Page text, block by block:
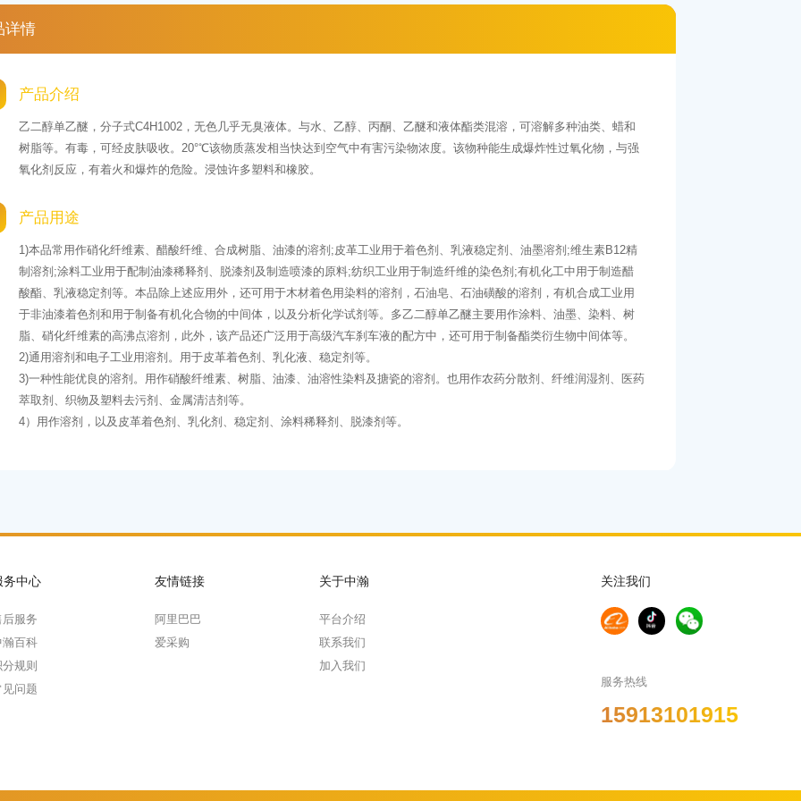
详情
产品介绍
乙二醇单乙醚，分子式C4H1002，无色几乎无臭液体。与水、乙醇、丙酮、乙醚和液体酯类混溶，可溶解多种油类、蜡和
树脂等。有毒，可经皮肤吸收。20°℃该物质蒸发相当快达到空气中有害污染物浓度。该物种能生成爆炸性过氧化物，与强
氧化剂反应，有着火和爆炸的危险。浸蚀许多塑料和橡胶。
产品用途
1)本品常用作硝化纤维素、醋酸纤维、合成树脂、油漆的溶剂;皮革工业用于着色剂、乳液稳定剂、油墨溶剂;维生素B12精
制溶剂;涂料工业用于配制油漆稀释剂、脱漆剂及制造喷漆的原料;纺织工业用于制造纤维的染色剂;有机化工中用于制造醋
酸酯、乳液稳定剂等。本品除上述应用外，还可用于木材着色用染料的溶剂，石油皂、石油磺酸的溶剂，有机合成工业用
于非油漆着色剂和用于制备有机化合物的中间体，以及分析化学试剂等。多乙二醇单乙醚主要用作涂料、油墨、染料、树
脂、硝化纤维素的高沸点溶剂，此外，该产品还广泛用于高级汽车刹车液的配方中，还可用于制备酯类衍生物中间体等。
2)通用溶剂和电子工业用溶剂。用于皮革着色剂、乳化液、稳定剂等。
3)一种性能优良的溶剂。用作硝酸纤维素、树脂、油漆、油溶性染料及搪瓷的溶剂。也用作农药分散剂、纤维润湿剂、医药
萃取剂、织物及塑料去污剂、金属清洁剂等。
4）用作溶剂，以及皮革着色剂、乳化剂、稳定剂、涂料稀释剂、脱漆剂等。
务中心
后服务
瀚百科
规则
见问题
友情链接
阿里巴巴
爱采购
关于中瀚
平台介绍
联系我们
加入我们
关注我们
服务热线
15913101915